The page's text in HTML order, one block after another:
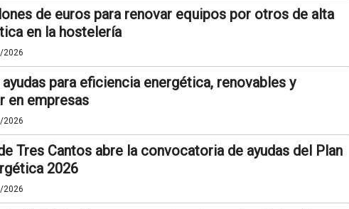
de euros para renovar equipos por otros de alta
en la hostelería
2026
para eficiencia energética, renovables y
en empresas
2026
Tres Cantos abre la convocatoria de ayudas del Plan
2026
2026